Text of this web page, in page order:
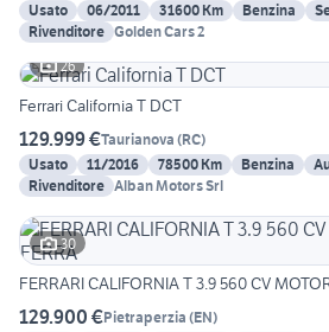
Usato
06/2011 31600 Km Benzina
Rivenditore Golden Cars 2
26
Ferrari California T DCT
129.999 €Taurianova (RC)
Usato
11/2016 78500 Km Benzina
Rivenditore Alban Motors Srl
30
FERRARI CALIFORNIA T 3.9 560 CV
129.900 €Pietraperzia (EN)